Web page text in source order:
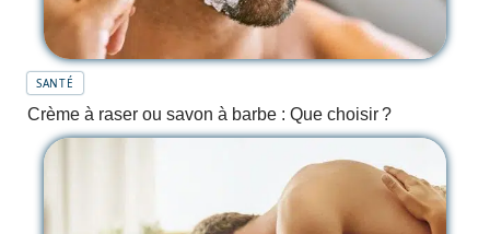
SANTÉ
Crème à raser ou savon à barbe : Que choisir ?